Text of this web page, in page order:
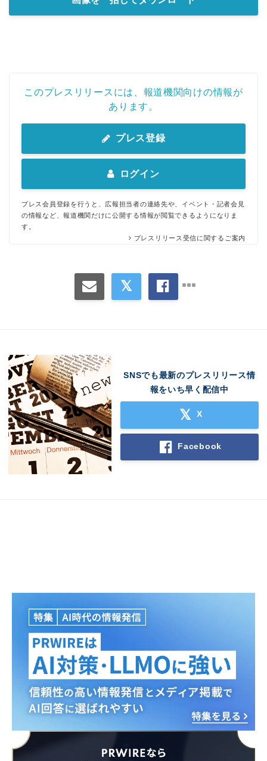
このプレスリリースには、報道機関向けの情報が
あります。
プレス登録
ログイン
プレス会員登録を行うと、広報担当者の連絡先や、イベント・記者会見
の情報など、報道機関だけに公開する情報が閲覧できるようになりま
す。
プレスリリース受信に関するご案内
SNSでも最新のプレスリリース情
報をいち早く配信中
X
Facebook